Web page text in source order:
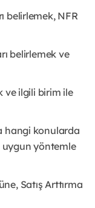
belirlemek, NFR
belirlemek ve
ve ilgili birim ile
hangi konularda
yöntemle
Satış Arttırma